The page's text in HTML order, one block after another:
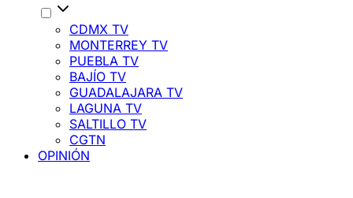
CDMX TV
MONTERREY TV
PUEBLA TV
BAJÍO TV
GUADALAJARA TV
LAGUNA TV
SALTILLO TV
CGTN
OPINIÓN